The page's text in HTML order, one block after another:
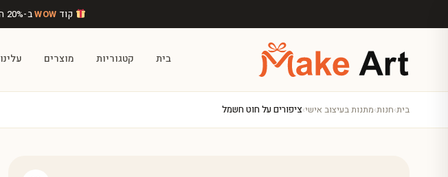
קוד WOWב-20% הנחה • משלוח חינם מעל
בית קטגוריות מוצרים עלינו
בית›חנות›מתנות בעיצוב אישי›ציפורים על חוט חשמל